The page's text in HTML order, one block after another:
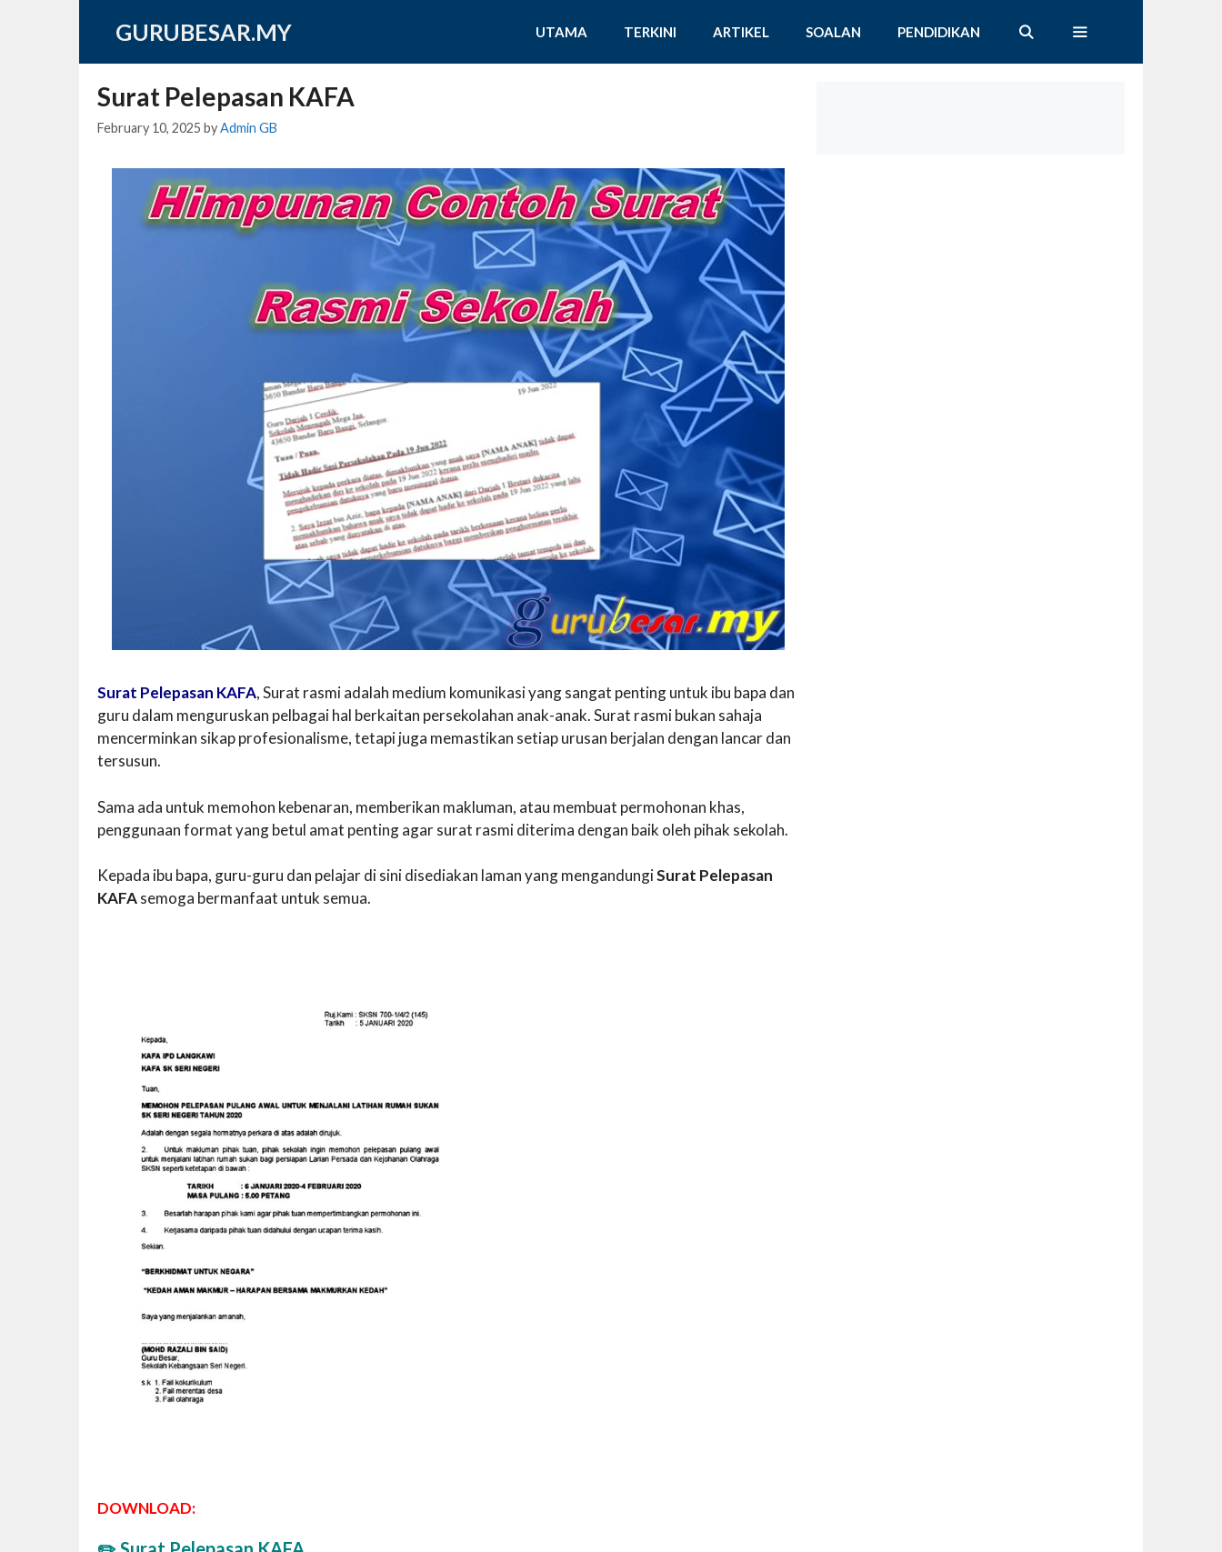
GURUBESAR.MY UTAMA TERKINI ARTIKEL SOALAN PENDIDIKAN
Surat Pelepasan KAFA
February 10, 2025 byAdmin GB
Surat Pelepasan KAFA, Surat rasmi adalah medium komunikasi yang sangat penting untuk ibu bapa dan
guru dalam menguruskan pelbagai hal berkaitan persekolahan anak-anak. Surat rasmi bukan sahaja
mencerminkan sikap profesionalisme, tetapi juga memastikan setiap urusan berjalan dengan lancar dan
tersusun.
Sama ada untuk memohon kebenaran, memberikan makluman, atau membuat permohonan khas,
penggunaan format yang betul amat penting agar surat rasmi diterima dengan baik oleh pihak sekolah.
Kepada ibu bapa, guru-guru dan pelajar di sini disediakan laman yang mengandungiSurat Pelepasan
KAFAsemoga bermanfaat untuk semua.
DOWNLOAD: